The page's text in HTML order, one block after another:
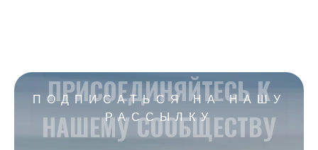
ПОДПИСАТЬСЯ НА НАШУ
РАССЫЛКУ
ПРИСОЕДИНЯЙТЕСЬ К
НАШЕМУ СООБЩЕСТВУ